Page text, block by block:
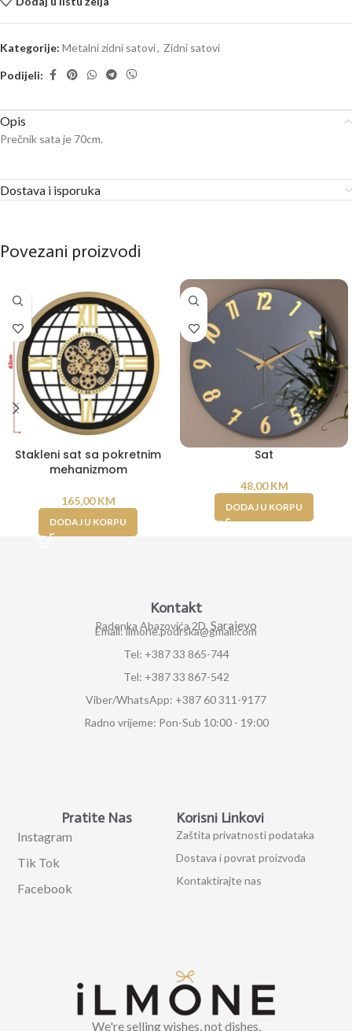
Kategorije: Metalni zidni satovi, Zidni satovi
Podijeli:
Opis
Prečnik sata je 70cm.
Dostava i isporuka
Povezani proizvodi
Stakleni sat sa pokretnim
mehanizmom
165,00KM
DODAJ U KORPU
Sat
48,00KM
DODAJ U KORPU
We're selling wishes, not dishes.
Korisni Linkovi
Zaštita privatnosti podataka
Dostava i povrat proizvoda
Kontaktirajte nas
Pratite Nas
Instagram
Tik Tok
Facebook
Kontakt
Radenka Abazovića 2D, Sarajevo
Email: ilmone.podrska@gmail.com
Tel: +387 33 865-744
Tel: +387 33 867-542
Viber/WhatsApp: +387 60 311-9177
Radno vrijeme: Pon-Sub 10:00 - 19:00